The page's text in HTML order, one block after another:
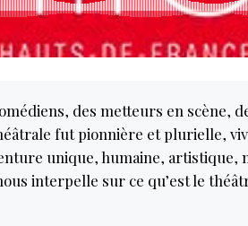
des metteurs en scène,
fut pionnière et plurielle,
unique, humaine, artistique,
interpelle sur ce qu’est le